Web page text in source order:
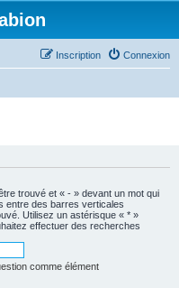
Connexion
Inscription
trouvé et « - » devant un mot qui
entre des barres verticales
Utilisez un astérisque « * »
effectuer des recherches
comme élément